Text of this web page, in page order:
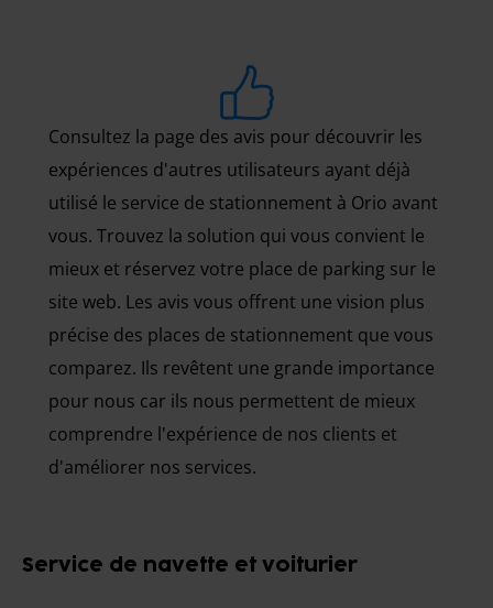
Consultez la page des avis pour découvrir les
expériences d'autres utilisateurs ayant déjà
utilisé le service de stationnement à Orio avant
vous. Trouvez la solution qui vous convient le
mieux et réservez votre place de parking sur le
site web. Les avis vous offrent une vision plus
précise des places de stationnement que vous
comparez. Ils revêtent une grande importance
pour nous car ils nous permettent de mieux
comprendre l'expérience de nos clients et
d'améliorer nos services.
Service de navette et voiturier